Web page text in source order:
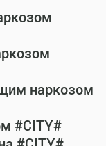
наркозом
#CITY#